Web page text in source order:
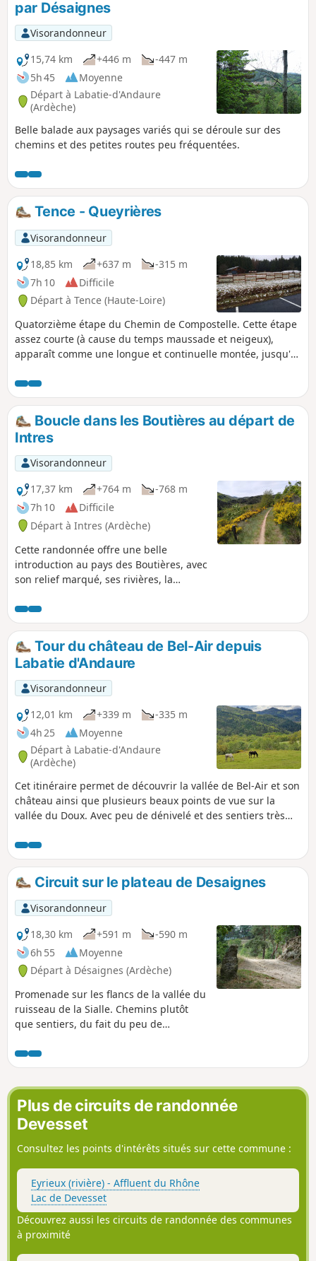
par Désaignes
Visorandonneur
15,74 km
+446 m
-447 m
5h 45
Moyenne
Départ à Labatie-d'Andaure
(Ardèche)
Belle balade aux paysages variés qui se déroule sur des
chemins et des petites routes peu fréquentées.
Tence - Queyrières
Visorandonneur
18,85 km
+637 m
-315 m
7h 10
Difficile
Départ à Tence (Haute-Loire)
Quatorzième étape du Chemin de Compostelle. Cette étape
assez courte (à cause du temps maussade et neigeux),
apparaît comme une longue et continuelle montée, jusqu'à
altitude supérieure à 1290 m et qui constitue le point
culminant de ce parcours. Petite halte à Saint-Jeures, petite
commune avec une belle église romane du XIIe siècle,
située à une courte distance du Pic du Lizieux (1388 m),
bien visible depuis longtemps avant d'arriver à la ville.
Boucle dans les Boutières au départ de
Intres
Visorandonneur
17,37 km
+764 m
-768 m
7h 10
Difficile
Départ à Intres (Ardèche)
Cette randonnée offre une belle
introduction au pays des Boutières, avec
son relief marqué, ses rivières, la
vue. On alterne landes, prairies, forêts
de hêtres, de résineux, pour finir en
utilisant la Dolce Via, qui permet
d'allonger le pas après les nombreuses
montées et descentes.
Tour du château de Bel-Air depuis
Labatie d'Andaure
Visorandonneur
12,01 km
+339 m
-335 m
4h 25
Moyenne
Départ à Labatie-d'Andaure
(Ardèche)
Cet itinéraire permet de découvrir la vallée de Bel-Air et son
château ainsi que plusieurs beaux points de vue sur la
vallée du Doux. Avec peu de dénivelé et des sentiers très
Circuit sur le plateau de Desaignes
Visorandonneur
18,30 km
+591 m
-590 m
6h 55
Moyenne
Départ à Désaignes (Ardèche)
Promenade sur les flancs de la vallée du
ruisseau de la Sialle. Chemins plutôt
que sentiers, du fait du peu de
L'origine du tracé est le point haut, mais
le départ de Desaignes quand on vient
du bas est évident.
Plus de circuits de randonnée
Devesset
Consultez les points d'intérêts situés sur cette commune :
Eyrieux (rivière) - Affluent du Rhône
Lac de Devesset
Découvrez aussi les circuits de randonnée des communes
à proximité